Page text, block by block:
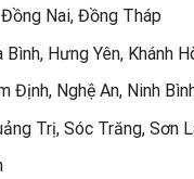
Nai, Đồng Tháp
Hưng Yên, Khánh
Định, Nghệ An, Ninh
Trị, Sóc Trăng, Sơn